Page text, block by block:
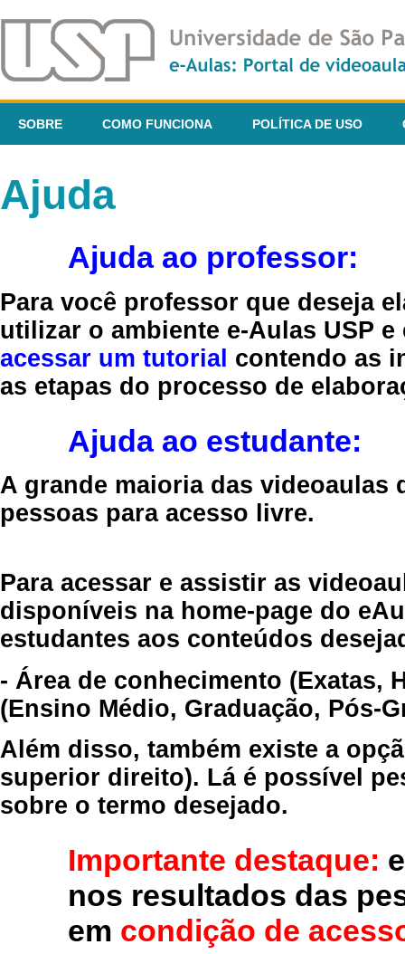
SOBRE COMO FUNCIONA POLÍTICA DE USO
Ajuda
Ajuda ao professor:
Para você professor que deseja
utilizar o ambiente e-Aulas USP
acessar um tutorial contendo as
as etapas do processo de
Ajuda ao estudante:
A grande maioria das videoaulas
pessoas para acesso livre.
Para acessar e assistir as
disponíveis na home-page do
estudantes aos conteúdos
- Área de conhecimento (Exatas,
(Ensino Médio, Graduação, Pós-
Além disso, também existe a
superior direito). Lá é possível
sobre o termo desejado.
Importante destaque:
nos resultados das
em condição de